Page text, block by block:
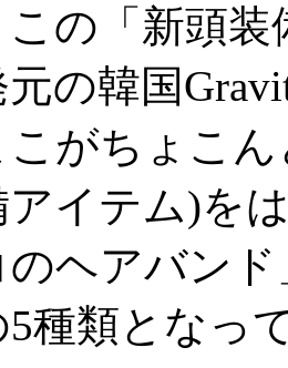
の「新頭装
元の韓国
こがちょこ
アイテム)を
のヘアバン
5種類となっ